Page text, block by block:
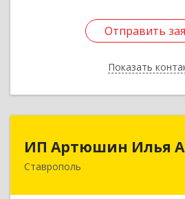
Отправить
Показать
Отправить
Назад
ИП Артюшин Илья
Ставрополь
355013, Ставропольский